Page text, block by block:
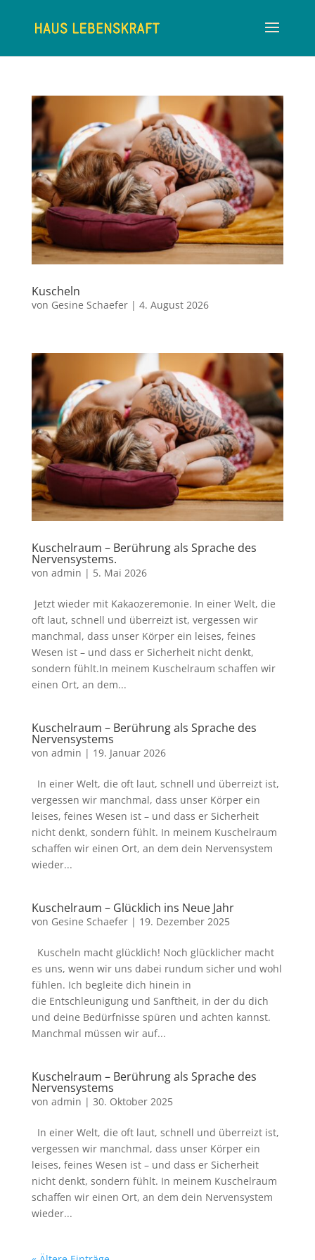
Kuscheln
von Gesine Schaefer| 4. August 2026
Kuschelraum – Berührung als Sprache des
Nervensystems.
von admin | 5. Mai 2026
Jetzt wieder mit Kakaozeremonie. In einer Welt, die
oft laut, schnell und überreizt ist, vergessen wir
manchmal, dass unser Körper ein leises, feines
Wesen ist – und dass er Sicherheit nicht denkt,
sondern fühlt.In meinem Kuschelraum schaffen wir
einen Ort, an dem...
Kuschelraum – Berührung als Sprache des
Nervensystems
von admin | 19. Januar 2026
In einer Welt, die oft laut, schnell und überreizt ist,
vergessen wir manchmal, dass unser Körper ein
leises, feines Wesen ist – und dass er Sicherheit
nicht denkt, sondern fühlt. In meinem Kuschelraum
schaffen wir einen Ort, an dem dein Nervensystem
wieder...
Kuschelraum – Glücklich ins Neue Jahr
von Gesine Schaefer| 19. Dezember 2025
Kuscheln macht glücklich! Noch glücklicher macht
es uns, wenn wir uns dabei rundum sicher und wohl
fühlen. Ich begleite dich hinein in
die Entschleunigung und Sanftheit, in der du dich
und deine Bedürfnisse spüren und achten kannst.
Manchmal müssen wir auf...
Kuschelraum – Berührung als Sprache des
Nervensystems
von admin | 30. Oktober 2025
In einer Welt, die oft laut, schnell und überreizt ist,
vergessen wir manchmal, dass unser Körper ein
leises, feines Wesen ist – und dass er Sicherheit
nicht denkt, sondern fühlt. In meinem Kuschelraum
schaffen wir einen Ort, an dem dein Nervensystem
wieder...